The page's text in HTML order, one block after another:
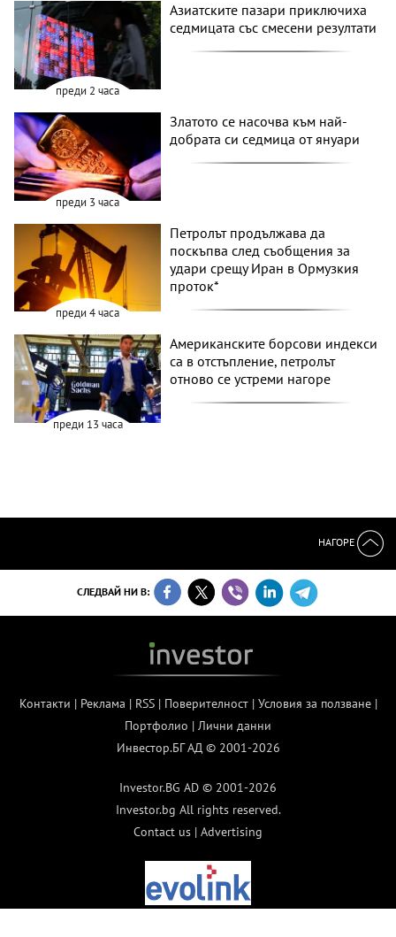
преди 2 часа
Азиатските пазари приключиха
седмицата със смесени резултати
преди 3 часа
Златото се насочва към най-
добрата си седмица от януари
преди 4 часа
Петролът продължава да
поскъпва след съобщения за
удари срещу Иран в Ормузкия
проток*
преди 13 часа
Американските борсови индекси
са в отстъпление, петролът
отново се устреми нагоре
НАГОРЕ
СЛЕДВАЙ НИ В:
Контакти | Реклама | RSS| Поверителност| Условия за ползване|
Портфолио | Лични данни
Инвестор.БГ АД © 2001-2026
Investor.BG AD © 2001-2026
Investor.bg All rights reserved.
Contact us | Advertising